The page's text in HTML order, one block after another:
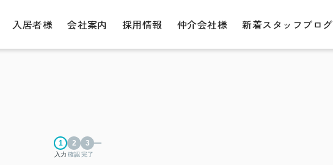
入居者様 会社案内 採用情報 仲介会社様 新着スタッフブログ
入力 確認完了